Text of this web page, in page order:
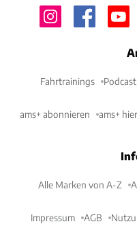
Fahrtrainings Podcast
ams+ abonnieren ams+
Alle Marken von A-Z
Impressum AGB